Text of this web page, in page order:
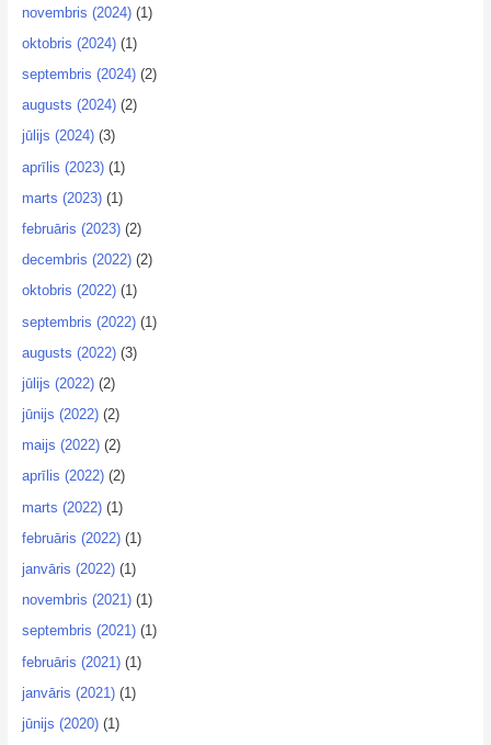
novembris (2024)(1)
oktobris (2024)(1)
septembris (2024)(2)
augusts (2024)(2)
jūlijs (2024)(3)
aprīlis (2023)(1)
marts (2023)(1)
februāris (2023)(2)
decembris (2022)(2)
oktobris (2022)(1)
septembris (2022)(1)
augusts (2022)(3)
jūlijs (2022)(2)
jūnijs (2022)(2)
maijs (2022)(2)
aprīlis (2022)(2)
marts (2022)(1)
februāris (2022)(1)
janvāris (2022)(1)
novembris (2021)(1)
septembris (2021)(1)
februāris (2021)(1)
janvāris (2021)(1)
jūnijs (2020)(1)